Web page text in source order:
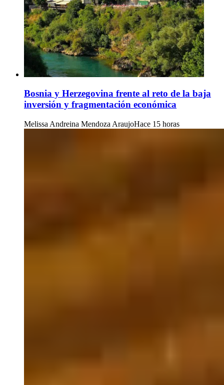
Bosnia y Herzegovina frente al reto de la baja
inversión y fragmentación económica
Melissa Andreina Mendoza AraujoHace 15 horas